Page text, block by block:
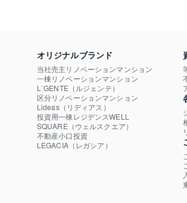
オリジナルブランド
当社売主リノベーションマンション
一棟リノベーションマンション
L`GENTE（ルジェンテ）
区分リノベーションマンション
Lideas（リディアス）
投資用一棟レジデンスWELL
SQUARE（ウェルスクエア）
不動産小口投資
LEGACIA（レガシア）